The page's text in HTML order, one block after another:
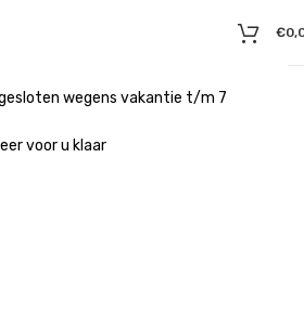
wegens vakantie t/m 7
voor u klaar
€